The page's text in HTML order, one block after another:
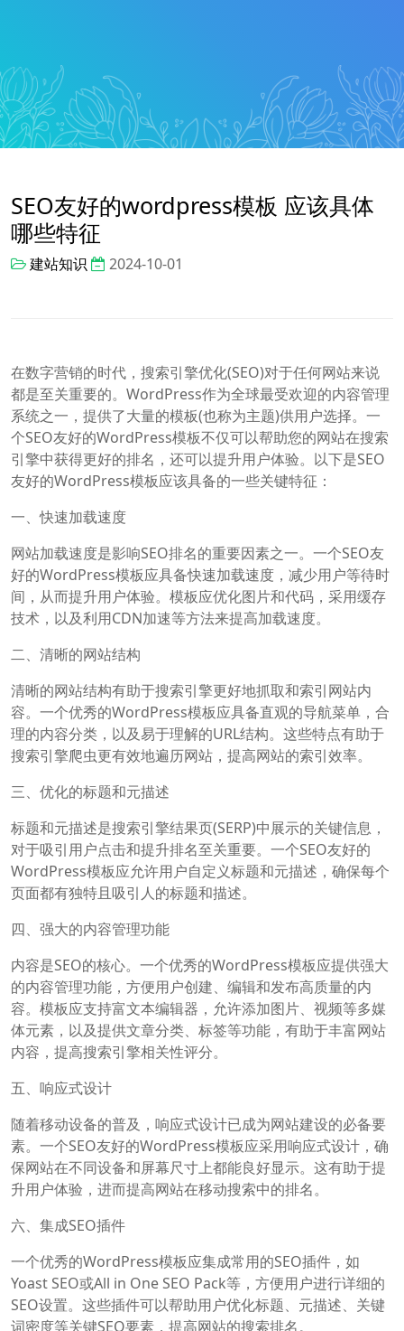
SEO友好的wordpress模板 应该具体
哪些特征
建站知识 2024-10-01
在数字营销的时代，搜索引擎优化(SEO)对于任何网站来说
都是至关重要的。WordPress作为全球最受欢迎的内容管理
系统之一，提供了大量的模板(也称为主题)供用户选择。一
个SEO友好的WordPress模板不仅可以帮助您的网站在搜索
引擎中获得更好的排名，还可以提升用户体验。以下是SEO
友好的WordPress模板应该具备的一些关键特征：
一、快速加载速度
网站加载速度是影响SEO排名的重要因素之一。一个SEO友
好的WordPress模板应具备快速加载速度，减少用户等待时
间，从而提升用户体验。模板应优化图片和代码，采用缓存
技术，以及利用CDN加速等方法来提高加载速度。
二、清晰的网站结构
清晰的网站结构有助于搜索引擎更好地抓取和索引网站内
容。一个优秀的WordPress模板应具备直观的导航菜单，合
理的内容分类，以及易于理解的URL结构。这些特点有助于
搜索引擎爬虫更有效地遍历网站，提高网站的索引效率。
三、优化的标题和元描述
标题和元描述是搜索引擎结果页(SERP)中展示的关键信息，
对于吸引用户点击和提升排名至关重要。一个SEO友好的
WordPress模板应允许用户自定义标题和元描述，确保每个
页面都有独特且吸引人的标题和描述。
四、强大的内容管理功能
内容是SEO的核心。一个优秀的WordPress模板应提供强大
的内容管理功能，方便用户创建、编辑和发布高质量的内
容。模板应支持富文本编辑器，允许添加图片、视频等多媒
体元素，以及提供文章分类、标签等功能，有助于丰富网站
内容，提高搜索引擎相关性评分。
五、响应式设计
随着移动设备的普及，响应式设计已成为网站建设的必备要
素。一个SEO友好的WordPress模板应采用响应式设计，确
保网站在不同设备和屏幕尺寸上都能良好显示。这有助于提
升用户体验，进而提高网站在移动搜索中的排名。
六、集成SEO插件
一个优秀的WordPress模板应集成常用的SEO插件，如
Yoast SEO或All in One SEO Pack等，方便用户进行详细的
SEO设置。这些插件可以帮助用户优化标题、元描述、关键
词密度等关键SEO要素，提高网站的搜索排名。